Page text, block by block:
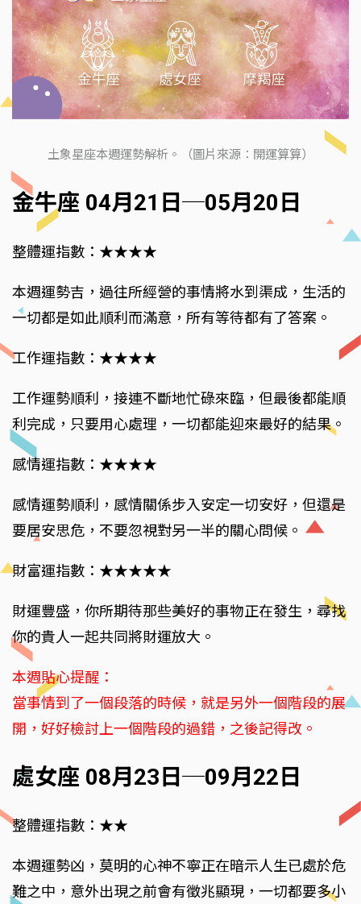
土象星座本週運勢解析。（圖片來源：開運算算）
金牛座 04月21日─05月20日
整體運指數：★★★★
本週運勢吉，過往所經營的事情將水到渠成，生活的
一切都是如此順利而滿意，所有等待都有了答案。
工作運指數：★★★★
工作運勢順利，接連不斷地忙碌來臨，但最後都能順
利完成，只要用心處理，一切都能迎來最好的結果。
感情運指數：★★★★
感情運勢順利，感情關係步入安定一切安好，但還是
要居安思危，不要忽視對另一半的關心問候。
財富運指數：★★★★★
財運豐盛，你所期待那些美好的事物正在發生，尋找
你的貴人一起共同將財運放大。
本週貼心提醒：
當事情到了一個段落的時候，就是另外一個階段的展
開，好好檢討上一個階段的過錯，之後記得改。
處女座 08月23日─09月22日
整體運指數：★★
本週運勢凶，莫明的心神不寧正在暗示人生已處於危
難之中，意外出現之前會有徵兆顯現，一切都要多小